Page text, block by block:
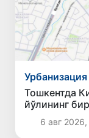
Урбанизация
Тошкентда
йўлининг
чекланади
6 авг 2026,